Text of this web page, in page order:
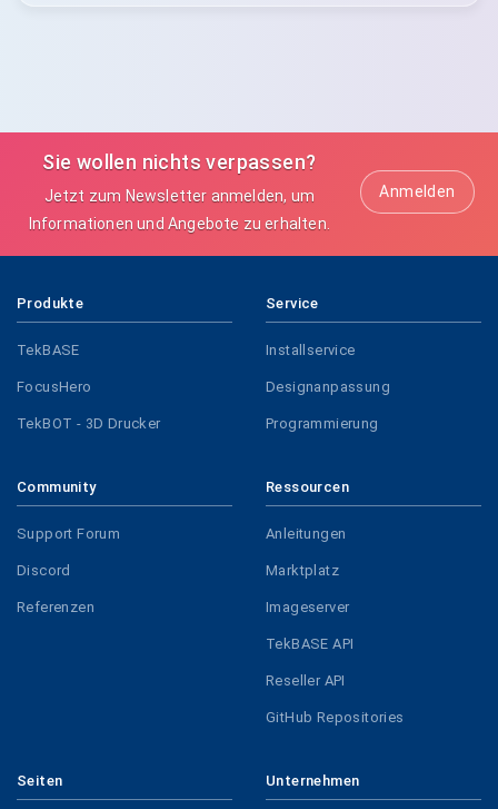
Sie wollen nichts verpassen?
Jetzt zum Newsletter anmelden, um
Informationen und Angebote zu erhalten.
Anmelden
Produkte
TekBASE
FocusHero
TekBOT - 3D Drucker
Service
Installservice
Designanpassung
Programmierung
Community
Support Forum
Discord
Referenzen
Ressourcen
Anleitungen
Marktplatz
Imageserver
TekBASE API
Reseller API
GitHub Repositories
Seiten Unternehmen